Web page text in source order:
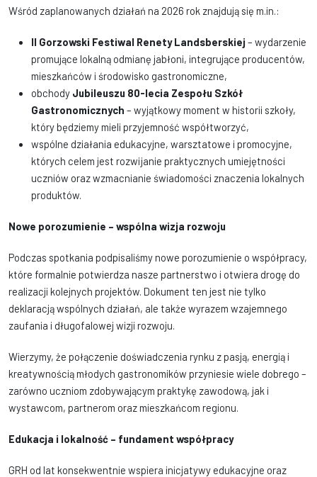
Wśród zaplanowanych działań na 2026 rok znajdują się m.in.:
II Gorzowski Festiwal Renety Landsberskiej – wydarzenie
promujące lokalną odmianę jabłoni, integrujące producentów,
mieszkańców i środowisko gastronomiczne,
obchody Jubileuszu 80-lecia Zespołu Szkół
Gastronomicznych – wyjątkowy moment w historii szkoły,
który będziemy mieli przyjemność współtworzyć,
wspólne działania edukacyjne, warsztatowe i promocyjne,
których celem jest rozwijanie praktycznych umiejętności
uczniów oraz wzmacnianie świadomości znaczenia lokalnych
produktów.
Nowe porozumienie – wspólna wizja rozwoju
Podczas spotkania podpisaliśmy nowe porozumienie o współpracy,
które formalnie potwierdza nasze partnerstwo i otwiera drogę do
realizacji kolejnych projektów. Dokument ten jest nie tylko
deklaracją wspólnych działań, ale także wyrazem wzajemnego
zaufania i długofalowej wizji rozwoju.
Wierzymy, że połączenie doświadczenia rynku z pasją, energią i
kreatywnością młodych gastronomików przyniesie wiele dobrego –
zarówno uczniom zdobywającym praktykę zawodową, jak i
wystawcom, partnerom oraz mieszkańcom regionu.
Edukacja i lokalność – fundament współpracy
GRH od lat konsekwentnie wspiera inicjatywy edukacyjne oraz